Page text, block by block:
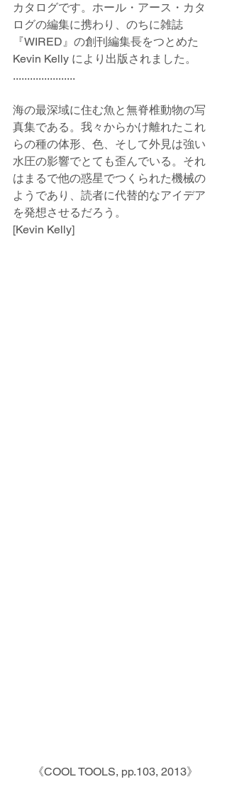
カタログです。ホール・アース・カタ
ログの編集に携わり、のちに雑誌
『WIRED』の創刊編集長をつとめた
Kevin Kelly により出版されました。
......................
海の最深域に住む魚と無脊椎動物の写
真集である。我々からかけ離れたこれ
らの種の体形、色、そして外見は強い
水圧の影響でとても歪んでいる。それ
はまるで他の惑星でつくられた機械の
ようであり、読者に代替的なアイデア
を発想させるだろう。
[Kevin Kelly]
《COOL TOOLS, pp.103, 2013》